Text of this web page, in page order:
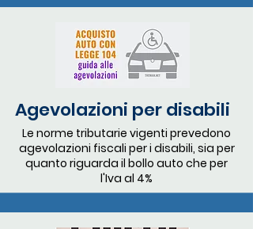
Agevolazioni per disabili
Le norme tributarie vigenti prevedono
agevolazioni fiscali per i disabili, sia per
quanto riguarda il bollo auto che per
l'Iva al 4%